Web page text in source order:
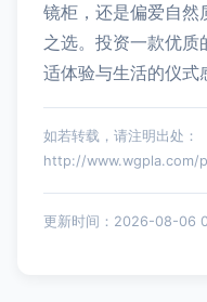
镜柜，还是偏爱自然
之选。投资一款优质
适体验与生活的仪式
如若转载，请注明出处：
http://www.wgpla.com/
更新时间：2026-08-06